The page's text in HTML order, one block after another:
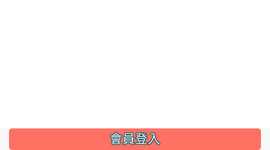
::: 會員登入